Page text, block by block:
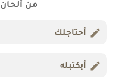
من ألحان
أحتاجلك
أبكتبله